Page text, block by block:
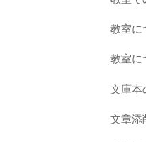
教室に
教室に
文庫本
文章添